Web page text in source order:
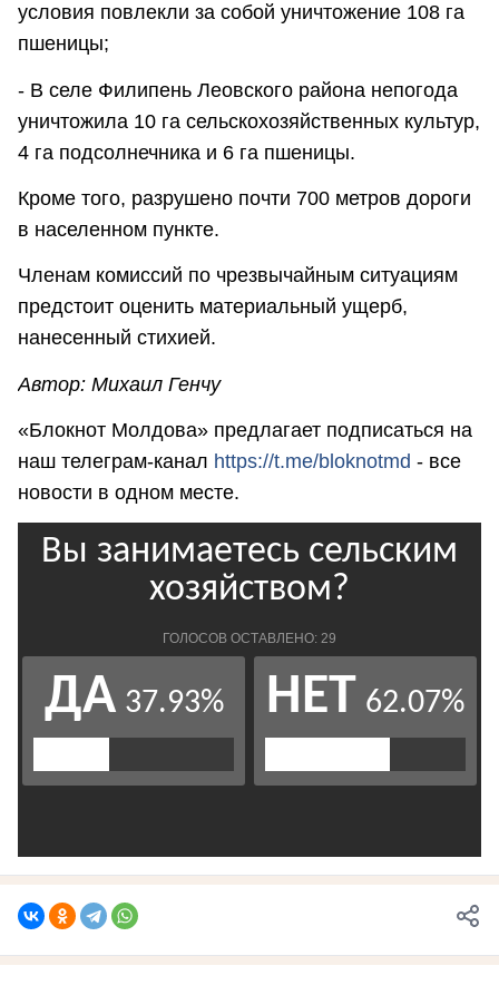
условия повлекли за собой уничтожение 108 га
пшеницы;
- В селе Филипень Леовского района непогода
уничтожила 10 га сельскохозяйственных культур,
4 га подсолнечника и 6 га пшеницы.
Кроме того, разрушено почти 700 метров дороги
в населенном пункте.
Членам комиссий по чрезвычайным ситуациям
предстоит оценить материальный ущерб,
нанесенный стихией.
Автор: Михаил Генчу
«Блокнот Молдова» предлагает подписаться на
наш телеграм-канал https://t.me/bloknotmd - все
новости в одном месте.